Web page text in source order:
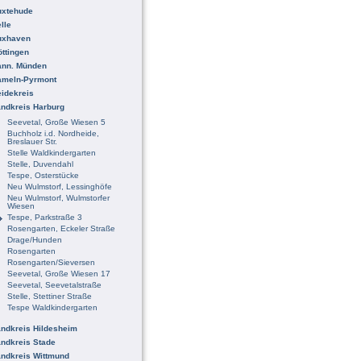
Münden
Pyrmont
Harburg
Seevetal, Große Wiesen 5
Buchholz i.d. Nordheide,
Breslauer Str.
Stelle Waldkindergarten
Stelle, Duvendahl
Tespe, Osterstücke
Neu Wulmstorf, Lessinghöfe
Neu Wulmstorf, Wulmstorfer
Wiesen
Tespe, Parkstraße 3
Rosengarten, Eckeler Straße
Drage/Hunden
Rosengarten
Rosengarten/Sieversen
Seevetal, Große Wiesen 17
Seevetal, Seevetalstraße
Stelle, Stettiner Straße
Tespe Waldkindergarten
Hildesheim
Stade
Wittmund